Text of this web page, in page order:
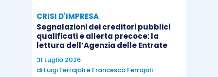
CRISI D'IMPRESA
Segnalazioni dei creditori pubblici
qualificati e allerta precoce: la
lettura dell’Agenzia delle Entrate
31 Luglio 2026
di Luigi Ferrajolie Francesco Ferrajoli